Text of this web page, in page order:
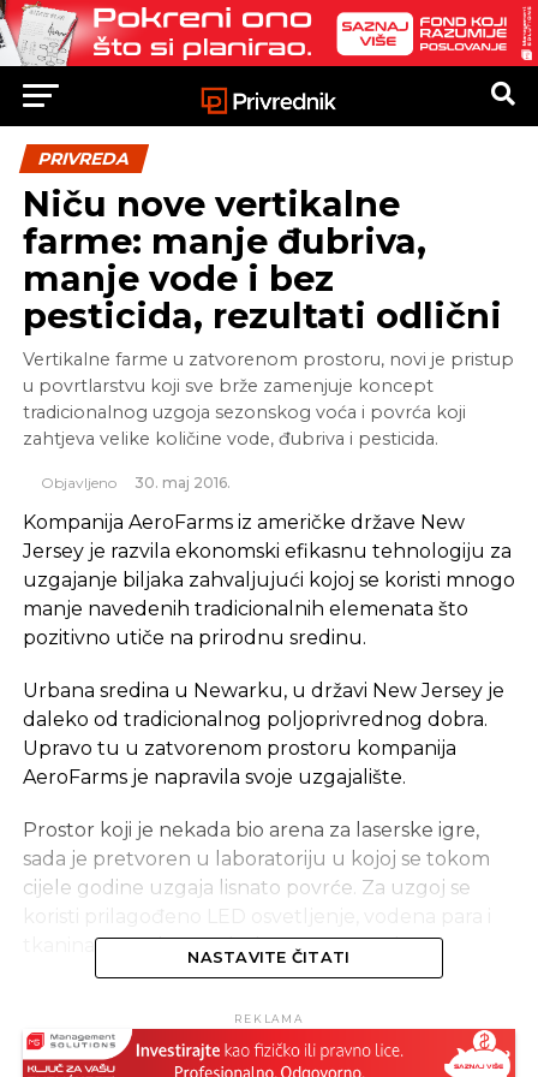
PRIVREDA
Niču nove vertikalne
farme: manje đubriva,
manje vode i bez
pesticida, rezultati odlični
Vertikalne farme u zatvorenom prostoru, novi je pristup
u povrtlarstvu koji sve brže zamenjuje koncept
tradicionalnog uzgoja sezonskog voća i povrća koji
zahtjeva velike količine vode, đubriva i pesticida.
Objavljeno 30. maj 2016.
Kompanija AeroFarms iz američke države New
Jersey je razvila ekonomski efikasnu tehnologiju za
uzgajanje biljaka zahvaljujući kojoj se koristi mnogo
manje navedenih tradicionalnih elemenata što
pozitivno utiče na prirodnu sredinu.
Urbana sredina u Newarku, u državi New Jersey je
daleko od tradicionalnog poljoprivrednog dobra.
Upravo tu u zatvorenom prostoru kompanija
AeroFarms je napravila svoje uzgajalište.
Prostor koji je nekada bio arena za laserske igre,
sada je pretvoren u laboratoriju u kojoj se tokom
cijele godine uzgaja lisnato povrće. Za uzgoj se
tkanina pogodna za višekratnu upotrebu.
David Rosenberg kaže da je odluka njegove
kompanije da se fokusira na lisnato zeleno povrće
NASTAVITE ČITATI
REKLAMA